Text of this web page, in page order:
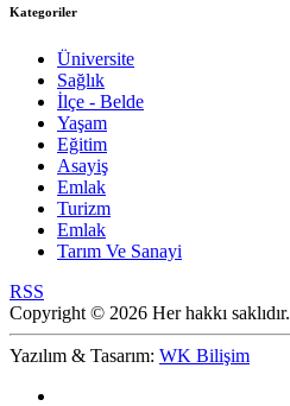
Kategoriler
Üniversite
Sağlık
İlçe - Belde
Yaşam
Eğitim
Asayiş
Emlak
Turizm
Emlak
Tarım Ve Sanayi
RSS
Copyright © 2026 Her hakkı saklıdır.
Yazılım & Tasarım: WK Bilişim